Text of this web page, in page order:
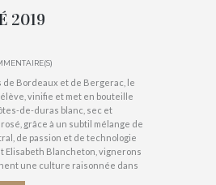
2019
de Bordeaux et de Bergerac, le
vinifie et met en bouteille
de-duras blanc, sec et
grâce à un subtil mélange de
de passion et de technologie
Elisabeth Blancheton, vignerons
une culture raisonnée dans